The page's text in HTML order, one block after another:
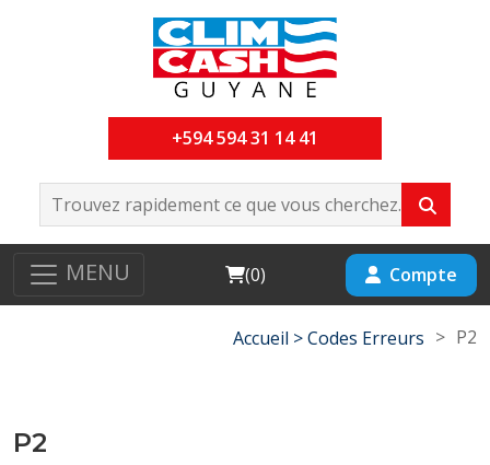
+594 594 31 14 41
MENU Cart
(0) Compte
Accueil >Codes Erreurs > P2
P2